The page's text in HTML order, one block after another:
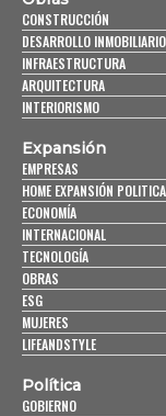
CONSTRUCCIÓN
DESARROLLO INMOBILIARIO
INFRAESTRUCTURA
ARQUITECTURA
INTERIORISMO
Expansión
EMPRESAS
HOME EXPANSIÓN POLITICA
ECONOMÍA
INTERNACIONAL
TECNOLOGÍA
OBRAS
ESG
MUJERES
LIFEANDSTYLE
Política
GOBIERNO